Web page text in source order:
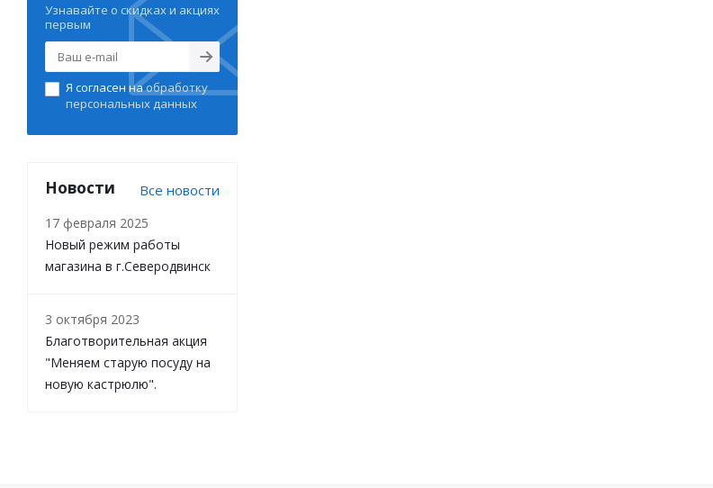
Узнавайте о скидках и акциях
первым
Я согласен наобработку
персональных данных
Новости Все новости
17 февраля 2025
Новый режим работы
магазина в г.Северодвинск
3 октября 2023
Благотворительная акция
"Меняем старую посуду на
новую кастрюлю".